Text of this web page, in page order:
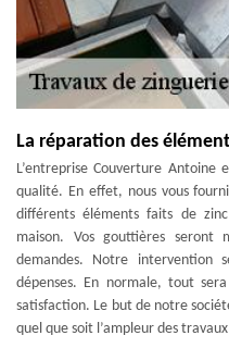
La réparation des
L’entreprise Couverture
qualité. En effet, nous vous
différents éléments faits de
maison. Vos gouttières seront
demandes. Notre intervention
dépenses. En normale, tout
satisfaction. Le but de notre
quel que soit l’ampleur des